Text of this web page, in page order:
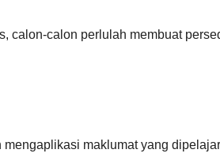
calon-calon perlulah membuat
maklumat yang